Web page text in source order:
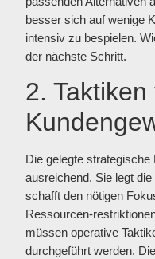
besser sich auf wenige
intensiv zu bespielen.
der nächste Schritt.
2.
Die gelegte
ausreichend. Sie legt
schafft den nötigen
Ressourcen-
müssen operative
durchgeführt werden.